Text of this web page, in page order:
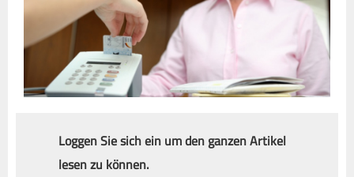
Loggen Sie sich ein um den ganzen Artikel
lesen zu können.